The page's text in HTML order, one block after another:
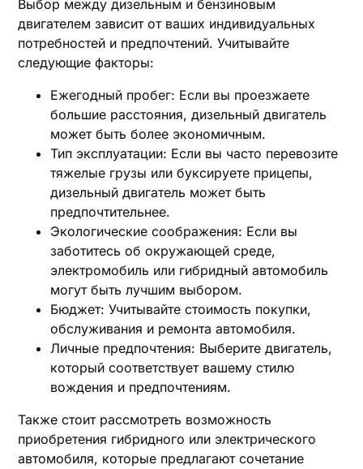
Выбор между дизельным и бензиновым
двигателем зависит от ваших индивидуальных
потребностей и предпочтений. Учитывайте
следующие факторы:
Ежегодный пробег: Если вы проезжаете
большие расстояния, дизельный двигатель
может быть более экономичным.
Тип эксплуатации: Если вы часто перевозите
тяжелые грузы или буксируете прицепы,
дизельный двигатель может быть
предпочтительнее.
Экологические соображения: Если вы
заботитесь об окружающей среде,
электромобиль или гибридный автомобиль
могут быть лучшим выбором.
Бюджет: Учитывайте стоимость покупки,
обслуживания и ремонта автомобиля.
Личные предпочтения: Выберите двигатель,
который соответствует вашему стилю
вождения и предпочтениям.
Также стоит рассмотреть возможность
приобретения гибридного или электрического
автомобиля, которые предлагают сочетание